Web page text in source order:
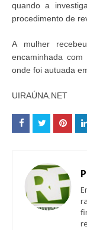
quando a
procedimento de
A mulher
encaminhada
onde foi autuada
UIRAÚNA.NET